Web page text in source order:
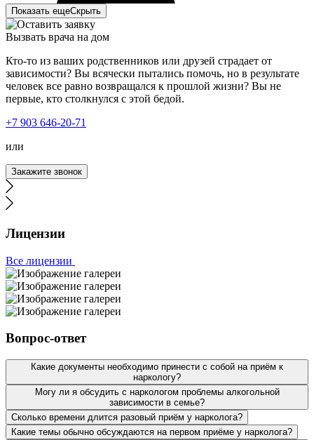
Тайм-Клиник - лучшая служба вызова врача на дом.
Квалифицированные специалисты, адекватные цены,
круглосуточная работа. Ко мне выезжали даже ночью,
ездит ваша бригада, можно ожидать что угодно. Я сам в
ту ночь, смог очухаться спустя 20 минут звонков в
домофон. Бригада не уезжала, а дозванивалась до меня
до пьяного.
Вызывала службу нарколога на дом. Мой отец был в
долгом запое, началась одышка и головокружения. Я
незамедлительно вызвала врача. Спасибо наркологу,
который к нам выехал, качественно и быстро привел
отца в чувства, дал рекомендации. Будем надеяться на
долгосрочный результат, подумываем о прохождении
курса реабилитации.
Показать ещеСкрыть
Вызвать врача на дом
Кто-то из ваших родственников или друзей страдает от
зависимости? Вы всячески пытались помочь, но в результате
человек все равно возвращался к прошлой жизни? Вы не
первые, кто столкнулся с этой бедой.
+7 903 646-20-71
или
Закажите звонок
Лицензии
Все лицензии
Вопрос-ответ
Какие документы необходимо принести с собой на приём к
наркологу?
Могу ли я обсудить с наркологом проблемы алкогольной
зависимости в семье?
Сколько времени длится разовый приём у нарколога?
Какие темы обычно обсуждаются на первом приёме у нарколога?